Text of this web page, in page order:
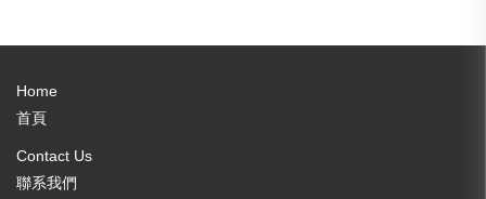
Home
首頁
Contact Us
聯系我們